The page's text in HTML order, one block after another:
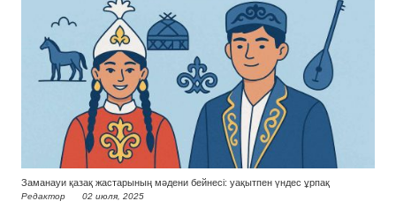
Заманауи қазақ жастарының мәдени бейнесі: уақытпен үндес ұрпақ
Редактор 02 июля, 2025